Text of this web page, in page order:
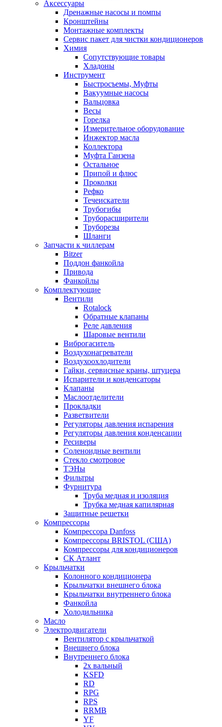
Аксессуары
Дренажные насосы и помпы
Кронштейны
Монтажные комплекты
Сервис пакет для чистки кондиционеров
Химия
Сопутствующие товары
Хладоны
Инструмент
Быстросъемы, Муфты
Вакуумные насосы
Вальцовка
Весы
Горелка
Измерительное оборудование
Инжектор масла
Коллектора
Муфта Ганзена
Остальное
Припой и флюс
Проколки
Рефко
Течеискатели
Трубогибы
Труборасширители
Труборезы
Шланги
Запчасти к чиллерам
Bitzer
Поддон фанкойла
Привода
Фанкойлы
Комплектующие
Вентили
Rotalock
Обратные клапаны
Реле давления
Шаровые вентили
Виброгаситель
Воздухонагреватели
Воздухоохлодители
Гайки, сервисные краны, штуцера
Испарители и конденсаторы
Клапаны
Маслоотделители
Прокладки
Разветвители
Регуляторы давления испарения
Регуляторы давления конденсации
Ресиверы
Соленоидные вентили
Стекло смотровое
ТЭНы
Фильтры
Фурнитура
Труба медная и изоляция
Трубка медная капилярная
Защитные решетки
Компрессоры
Компрессора Danfoss
Компрессоры BRISTOL (США)
Компрессоры для кондиционеров
СК Атлант
Крыльчатки
Колонного кондиционера
Крыльчатки внешнего блока
Крыльчатки внутреннего блока
Фанкойла
Холодильника
Масло
Электродвигатели
Вентилятор с крыльчаткой
Внешнего блока
Внутреннего блока
2х вальный
KSFD
RD
RPG
RPS
RRMB
YF